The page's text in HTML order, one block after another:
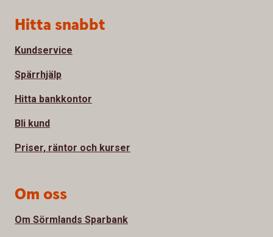
Sidfot
Hitta snabbt
Kundservice
Spärrhjälp
Hitta bankkontor
Bli kund
Priser, räntor och kurser
Om oss
Om Sörmlands Sparbank